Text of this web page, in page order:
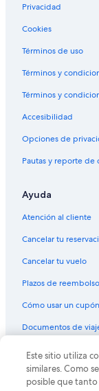
Privacidad
Cookies
Términos de uso
Términos y
Términos y
Accesibilidad
Opciones de
Pautas y reporte de
Ayuda
Atención al cliente
Cancelar tu
Cancelar tu vuelo
Plazos de reembolso
Cómo usar un
Documentos de
© 2026 Expedia,
derechos
registradas o
Este sitio utiliza
similares. Como
posible que